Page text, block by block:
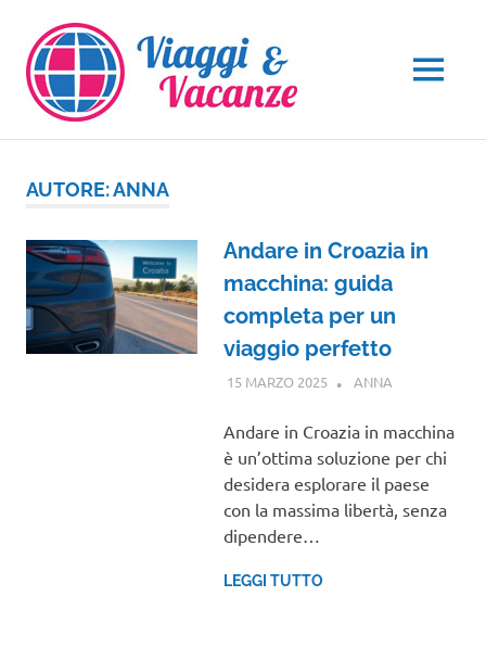
contenuto
MENU
AUTORE:ANNA
Andare in Croazia in
macchina: guida
completa per un
viaggio perfetto
15 MARZO 2025 ANNA
Andare in Croazia in macchina
è un’ottima soluzione per chi
desidera esplorare il paese
con la massima libertà, senza
dipendere…
LEGGI TUTTO